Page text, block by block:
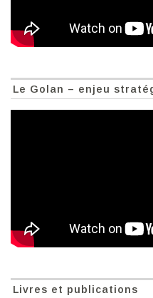
Le Golan – enjeu
Livres et publications